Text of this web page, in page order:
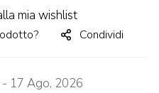
mia wishlist
Condividi
- 17 Ago, 2026